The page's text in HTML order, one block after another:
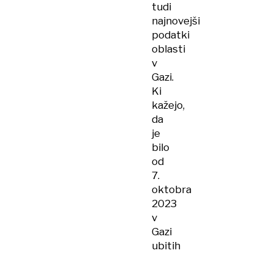
tudi
najnovejši
podatki
oblasti
v
Gazi.
Ki
kažejo,
da
je
bilo
od
7.
oktobra
2023
v
Gazi
ubitih